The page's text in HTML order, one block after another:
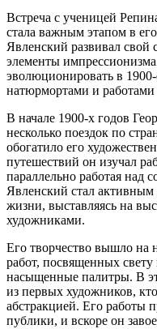
Встреча с ученицей
стала важным этапом в
Явленский развивал свой
элементы
эволюционировать в
натюрмортами и
В начале 1900-х годов
несколько поездок по
обогатило его
путешествий он изучал
параллельно работая над
Явленский стал активным
жизни, выставляясь на
художниками.
Его творчество вышло на
работ, посвященных свету
насыщенные палитры. В
из первых художников,
абстракцией. Его работы
публики, и вскоре он